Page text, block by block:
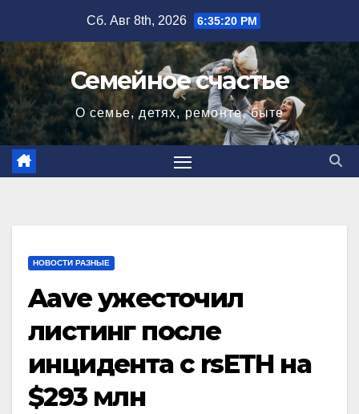
содержимому
Сб. Авг 8th, 2026 6:35:21 PM
Семейное счастье
О семье, детях, ремонте, быте
НОВОСТИ РАЗНЫЕ
Aave ужесточил
листинг после
инцидента с rsETH на
$293 млн